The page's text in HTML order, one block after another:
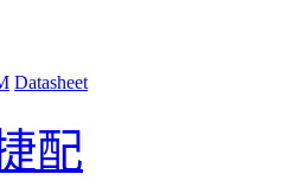
Datasheet
配